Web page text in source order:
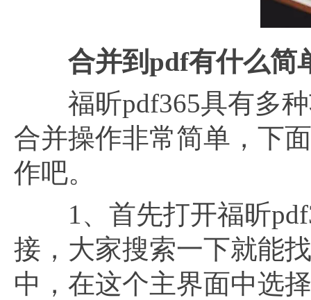
合并到 pdf有什么简
福昕pdf365具有多种
合并操作非常简单，下
作吧。
1、首先打开福昕
接，大家搜索一下就能
中，在这个主界面中选